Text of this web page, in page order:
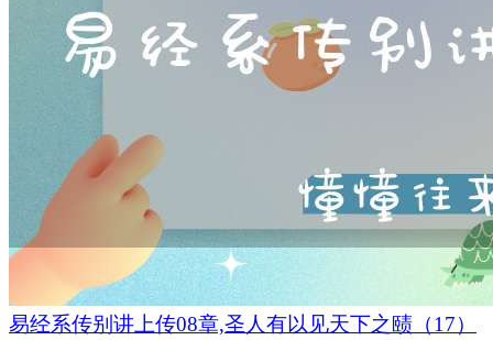
易经系传别讲上传08章,圣人有以见天下之赜（17）